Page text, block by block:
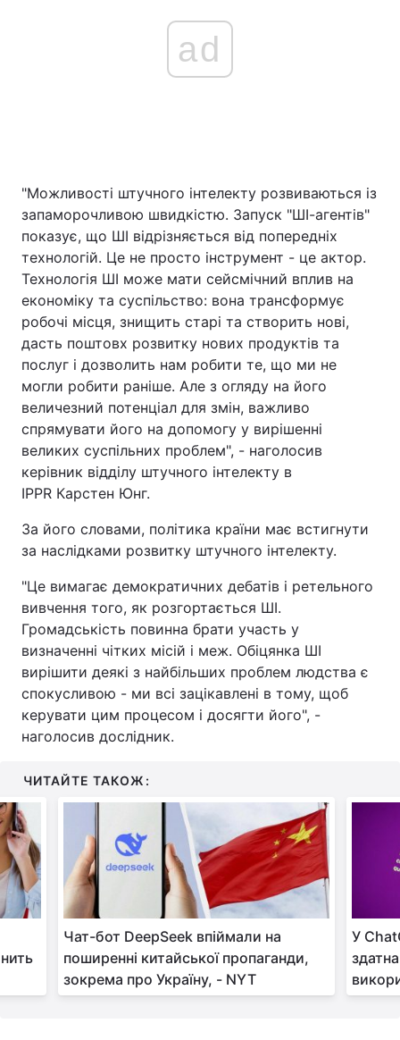
ad
"Можливості штучного інтелекту розвиваються із
запаморочливою швидкістю. Запуск "ШІ-агентів"
показує, що ШІ відрізняється від попередніх
технологій. Це не просто інструмент - це актор.
Технологія ШІ може мати сейсмічний вплив на
економіку та суспільство: вона трансформує
робочі місця, знищить старі та створить нові,
дасть поштовх розвитку нових продуктів та
послуг і дозволить нам робити те, що ми не
могли робити раніше. Але з огляду на його
величезний потенціал для змін, важливо
спрямувати його на допомогу у вирішенні
великих суспільних проблем", - наголосив
керівник відділу штучного інтелекту в
IPPR Карстен Юнг.
За його словами, політика країни має встигнути
за наслідками розвитку штучного інтелекту.
"Це вимагає демократичних дебатів і ретельного
вивчення того, як розгортається ШІ.
Громадськість повинна брати участь у
визначенні чітких місій і меж. Обіцянка ШІ
вирішити деякі з найбільших проблем людства є
спокусливою - ми всі зацікавлені в тому, щоб
керувати цим процесом і досягти його", -
наголосив дослідник.
ЧИТАЙТЕ ТАКОЖ:
Чат-бот DeepSeek впіймали на
поширенні китайської пропаганди,
зокрема про Україну, - NYT
У